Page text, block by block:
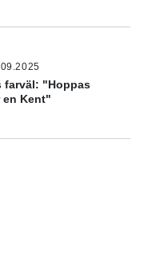
farväl: "Hoppas
en Kent"